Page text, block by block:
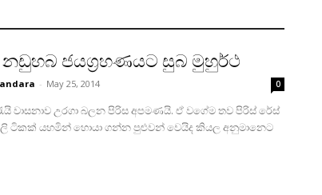
නඩුහබ ජයග්‍රහණයට සුබ මුහුර්ථ
- May 25, 2014 0
වාසනාව උරගා බලන පිරිස අපමණයි. ඒ වගේම තව පිරිස්‌ රේස්‌
ටිකක්‌ යහමින් හොයා ගන්න පුළුවන් වෙයිද කියල අනුමානෙට